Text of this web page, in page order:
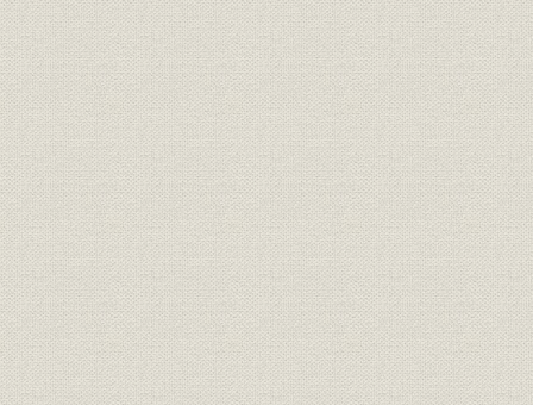
第4章 戦時統制下の変容(1932~45年)
第1節 統制の時代
第2節 製品の多様化と印画紙への進出
第3節 原料確保対策
第4節 外地の事業
第5節 業績の推移
第5章 再建と復興(1945~55年)
第1節 製紙業の復興